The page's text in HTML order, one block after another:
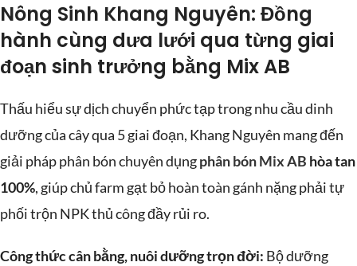
Nông Sinh Khang Nguyên: Đồng
hành cùng dưa lưới qua từng giai
đoạn sinh trưởng bằng Mix AB
Thấu hiểu sự dịch chuyển phức tạp trong nhu cầu dinh
dưỡng của cây qua 5 giai đoạn, Khang Nguyên mang đến
giải pháp phân bón chuyên dụngphân bón Mix AB hòa tan
100%, giúp chủ farm gạt bỏ hoàn toàn gánh nặng phải tự
phối trộn NPK thủ công đầy rủi ro.
Công thức cân bằng, nuôi dưỡng trọn đời: Bộ dưỡng